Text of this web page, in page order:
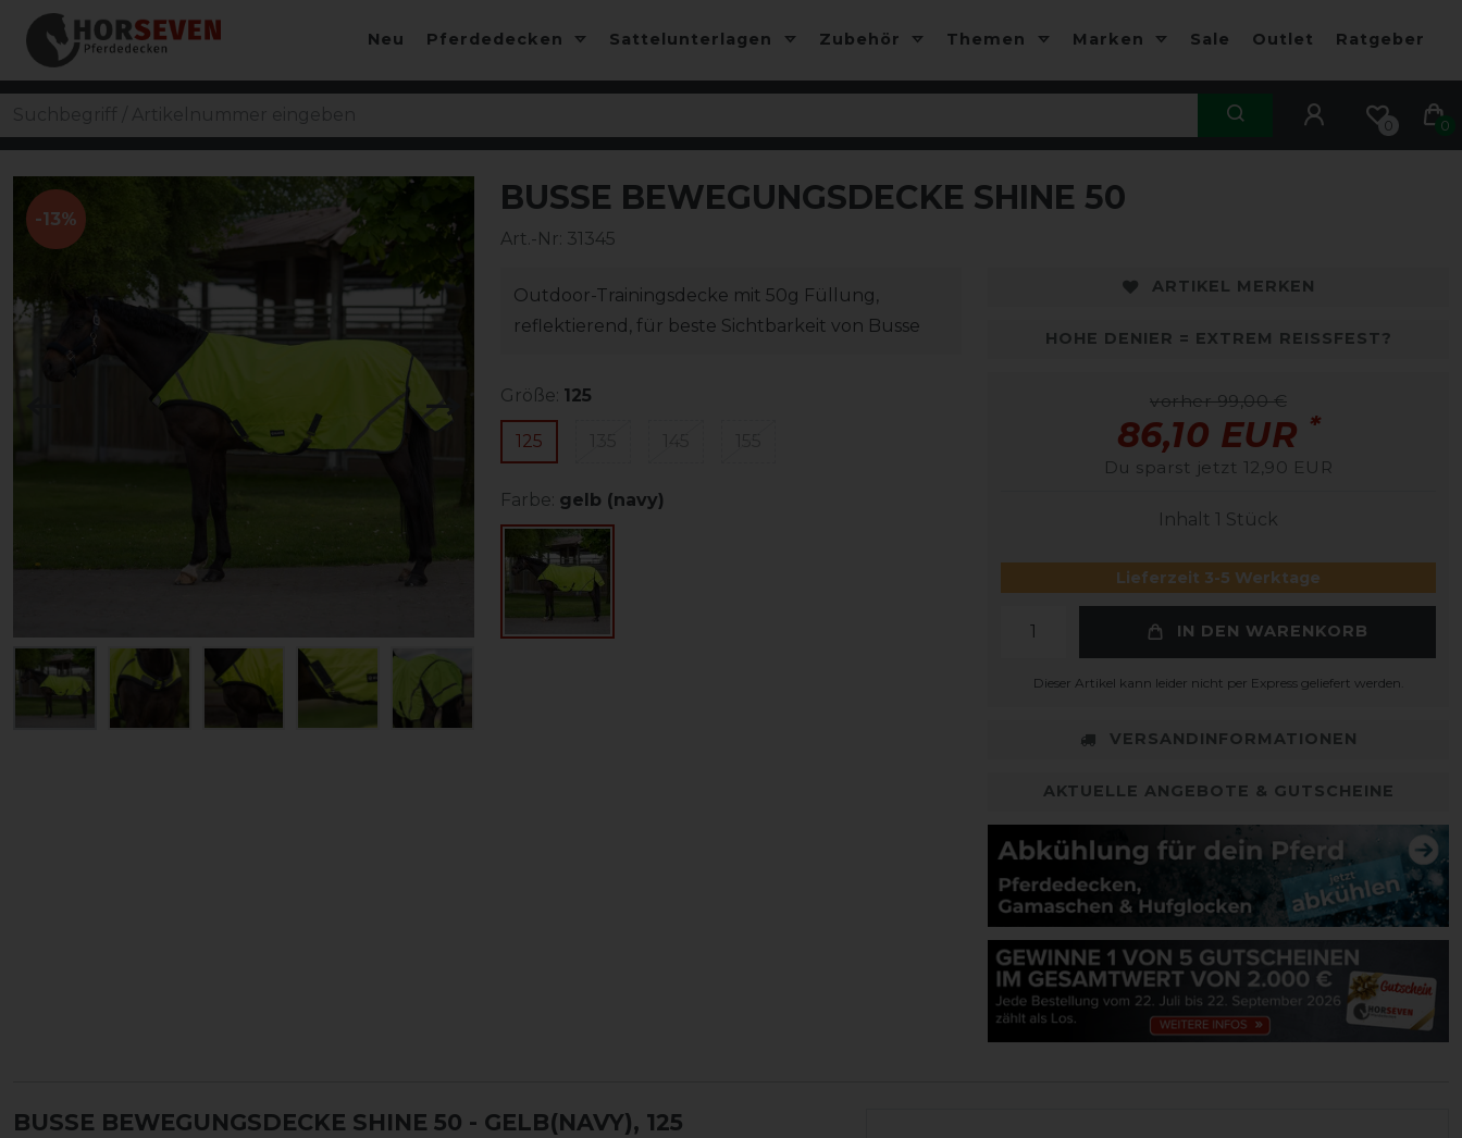
Neu Pferdedecken Sattelunterlagen Zubehör Themen Marken Sale Outlet Ratgeber
0 0
-13%
BUSSE BEWEGUNGSDECKE SHINE 50
Art.-Nr: 31345
Outdoor-Trainingsdecke mit 50g Füllung,
reflektierend, für beste Sichtbarkeit von Busse
Größe: 125
125
Farbe: gelb (navy)
ARTIKEL MERKEN
HOHE DENIER = EXTREM REISSFEST?
vorher 99,00 €
86,10 EUR *
Du sparst jetzt 12,90 EUR
Inhalt 1 Stück
Lieferzeit 3-5 Werktage
IN DEN WARENKORB
Dieser Artikel kann leider nicht per Express geliefert werden.
VERSANDINFORMATIONEN
AKTUELLE ANGEBOTE & GUTSCHEINE
BUSSE BEWEGUNGSDECKE SHINE 50 - GELB(NAVY), 125